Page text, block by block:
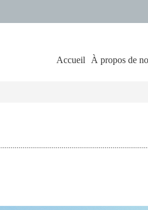
Accueil À propos de